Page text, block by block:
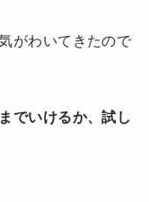
がわいてきたので
でいけるか、試し